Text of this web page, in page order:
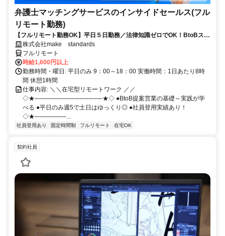
弁護士マッチングサービスのインサイドセールス(フル
リモート勤務)
【フルリモート勤務OK】平日５日勤務／法律知識ゼロでOK！BtoBスキ
ルが身につく営業職
株式会社make standards
フルリモート
時給1,600円以上
勤務時間・曜日: 平日のみ 9：00～18：00 実働時間：1日あたり8時
間 休憩1時間
仕事内容: ＼＼在宅型リモートワーク ／／
◇★───────────────★◇ ●BtoB提案営業の基礎～実践が学
べる ●平日のみ週5で土日はゆっくり◎ ●社員登用実績あり！
◇★───────...
社員登用あり 固定時間制 フルリモート 在宅OK
契約社員